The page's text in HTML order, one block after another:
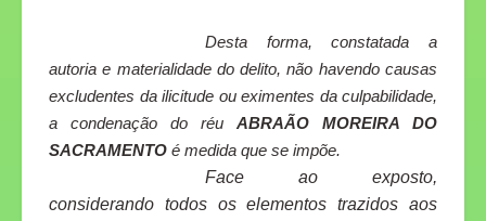
Desta forma, constatada a
autoria e materialidade do delito, não havendo causas
excludentes da ilicitude ou eximentes da culpabilidade,
a condenação do réu ABRAÃO MOREIRA DO
SACRAMENTO é medida que se impõe.
Face ao exposto,
considerando todos os elementos trazidos aos